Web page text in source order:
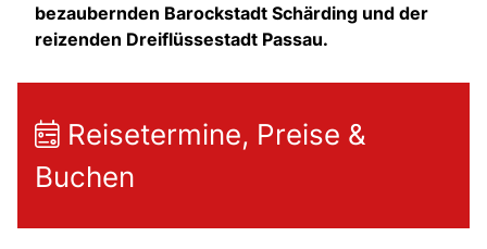
bezaubernden Barockstadt Schärding und der
reizenden Dreiflüssestadt Passau.
Reisetermine, Preise &
Buchen